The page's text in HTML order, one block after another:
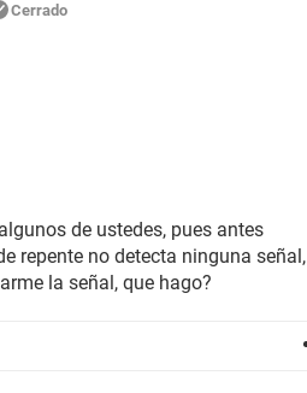
Cerrado
de ustedes, pues antes
repente no detecta ninguna señal,
la señal, que hago?